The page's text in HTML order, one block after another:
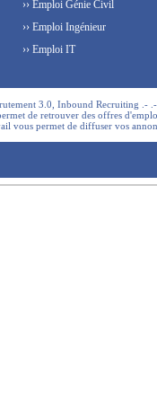
›› Emploi Génie Civil
›› Emploi Ingénieur
›› Emploi IT
3.0, Inbound Recruiting .-
de retrouver des offres
vous permet de diffuser vos